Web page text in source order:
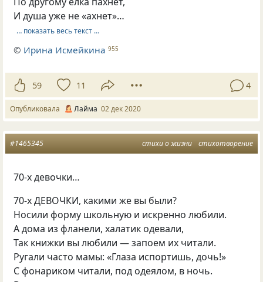
И душа уже не «ахнет»…
… показать весь текст …
© Ирина Исмейкина 955
59 11 4
Опубликовала Лайма 02 дек 2020
стихи о жизни стихотворение
#1465345
70-х девочки…
70-х ДЕВОЧКИ, какими же вы были?
Носили форму школьную и искренно любили.
А дома из фланели, халатик одевали,
Так книжки вы любили — запоем их читали.
Ругали часто мамы: «Глаза испортишь, дочь!»
С фонариком читали, под одеялом, в ночь.